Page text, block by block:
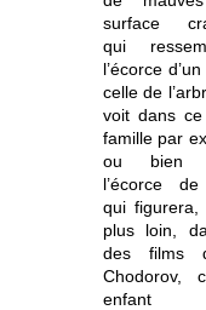
surface
qui
l’écorce
celle de
voit dans
famille par
ou bien
l’écorce de
qui figurera,
plus loin,
des films
Chodorov,
enfant